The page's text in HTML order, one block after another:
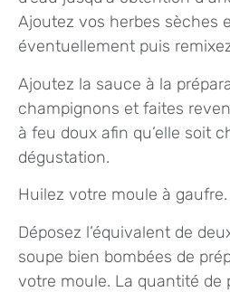
Ajoutez vos herbes sèches
éventuellement puis
Ajoutez la sauce à la
champignons et faites
à feu doux afin qu’elle soit
dégustation.
Huilez votre moule à gaufre.
Déposez l’équivalent de
soupe bien bombées de
votre moule. La quantité de